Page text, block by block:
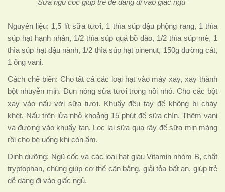
Sữa ngũ cốc giúp trẻ dễ dàng đi vào giấc ngủ
Nguyên liệu: 1,5 lít sữa tươi, 1 thìa súp đậu phộng rang, 1 thìa
súp hạt hạnh nhân, 1/2 thìa súp quả bồ đào, 1/2 thìa súp mè, 1
thìa súp hạt đậu nành, 1/2 thìa súp hạt pinenut, 150g đường cát,
1 ống vani.
Cách chế biến: Cho tất cả các loại hạt vào máy xay, xay thành
bột nhuyễn mịn. Đun nóng sữa tươi trong nồi nhỏ. Cho các bột
xay vào nấu với sữa tươi. Khuấy đều tay để không bị cháy
khét. Nấu trên lửa nhỏ khoảng 15 phút để sữa chín. Thêm vani
và đường vào khuấy tan. Lọc lại sữa qua rây để sữa mịn màng
rồi cho bé uống khi còn ấm.
Dinh dưỡng: Ngũ cốc và các loại hạt giàu Vitamin nhóm B, chất
tryptophan, chúng giúp cơ thể cân bằng, giải tỏa bất an, giúp trẻ
dễ dàng đi vào giấc ngủ.